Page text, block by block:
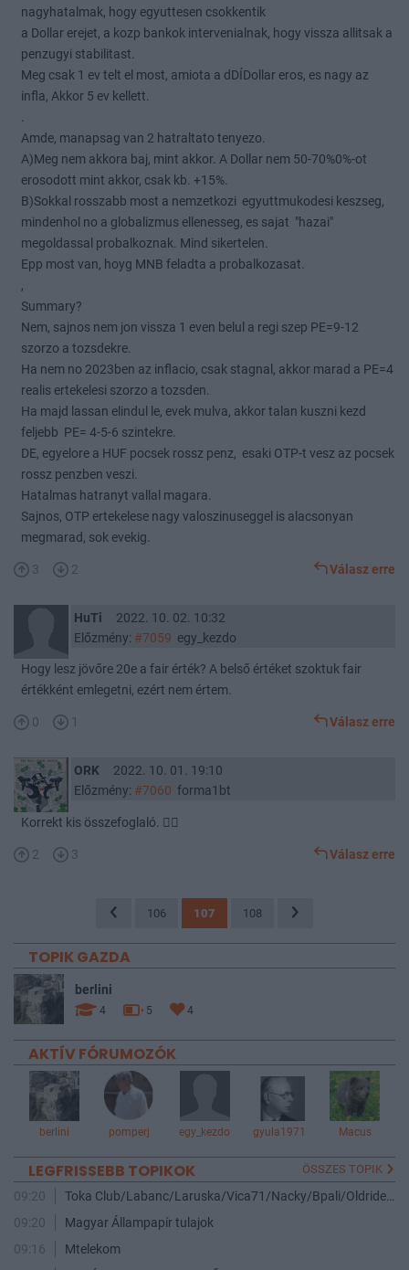
nagyhatalmak, hogy egyuttesen csokkentik
a Dollar erejet, a kozp bankok intervenialnak, hogy vissza allitsak a
penzugyi stabilitast.
Meg csak 1 ev telt el most, amiota a dDÍDollar eros, es nagy az
infla, Akkor 5 ev kellett.
.
Amde, manapsag van 2 hatraltato tenyezo.
A)Meg nem akkora baj, mint akkor. A Dollar nem 50-70%0%-ot
erosodott mint akkor, csak kb. +15%.
B)Sokkal rosszabb most a nemzetkozi egyuttmukodesi keszseg,
mindenhol no a globalizmus ellenesseg, es sajat "hazai"
megoldassal probalkoznak. Mind sikertelen.
Epp most van, hoyg MNB feladta a probalkozasat.
,
Summary?
Nem, sajnos nem jon vissza 1 even belul a regi szep PE=9-12
szorzo a tozsdekre.
Ha nem no 2023ben az inflacio, csak stagnal, akkor marad a PE=4
realis ertekelesi szorzo a tozsden.
Ha majd lassan elindul le, evek mulva, akkor talan kuszni kezd
feljebb PE= 4-5-6 szintekre.
DE, egyelore a HUF pocsek rossz penz, esaki OTP-t vesz az pocsek
rossz penzben veszi.
Hatalmas hatranyt vallal magara.
Sajnos, OTP ertekelese nagy valoszinuseggel is alacsonyan
megmarad, sok evekig.
3 2 Válasz erre
HuTi
2022. 10. 02. 10:32
Előzmény: #7059 egy_kezdo
Hogy lesz jövőre 20e a fair érték? A belső értéket szoktuk fair
értékként emlegetni, ezért nem értem.
0 1 Válasz erre
ORK
2022. 10. 01. 19:10
Előzmény: #7060 forma1bt
Korrekt kis összefoglaló. 👍🏼
2 3 Válasz erre
106 107 108
TOPIK GAZDA
berlini
4 5 4
AKTÍV FÓRUMOZÓK
berlini pomperj egy_kezdo gyula1971 Macus
LEGFRISSEBB TOPIKOK ÖSSZES TOPIK
09:20
09:20
Magyar Állampapír tulajok
09:16
Mtelekom